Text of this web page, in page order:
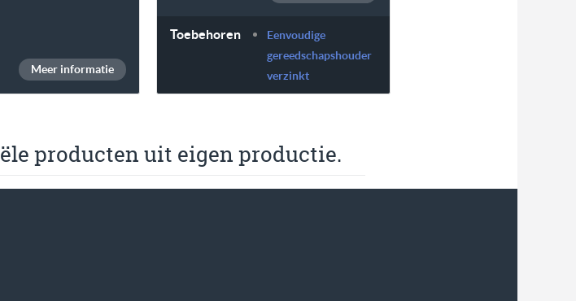
Meer informatie
Toebehoren
Eenvoudige
gereedschapshouder
verzinkt
producten uit eigen productie.